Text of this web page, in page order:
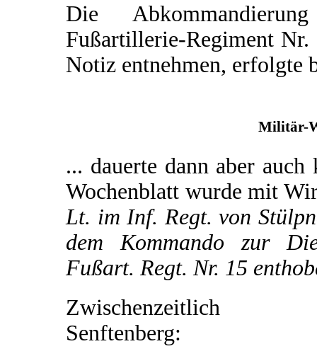
Die
Fußartillerie-Regiment Nr.
Notiz entnehmen, erfolgte
Militär-
... dauerte dann aber
Wochenblatt wurde mit
Lt. im Inf. Regt. von
dem Kommando zur
Fußart. Regt. Nr. 15
Zwischenzeitlich
Senftenberg: